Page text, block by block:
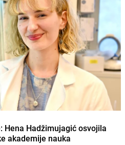
Hena Hadžimujagić osvojila
akademije nauka